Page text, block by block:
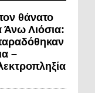
θάνατο
Άνω Λιόσια:
–